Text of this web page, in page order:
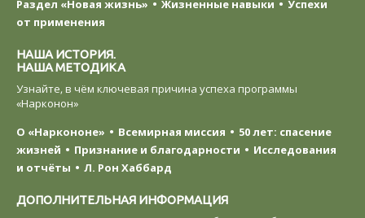
Раздел «Новая жизнь»
Жизненные навыки
Успехи
от применения
НАША ИСТОРИЯ.
НАША МЕТОДИКА
Узнайте, в чём ключевая причина успеха программы
«Нарконон»
О «Наркононе»
Всемирная миссия
50 лет: спасение
жизней
Признание и благодарности
Исследования
и отчёты
Л. Рон Хаббард
ДОПОЛНИТЕЛЬНАЯ ИНФОРМАЦИЯ